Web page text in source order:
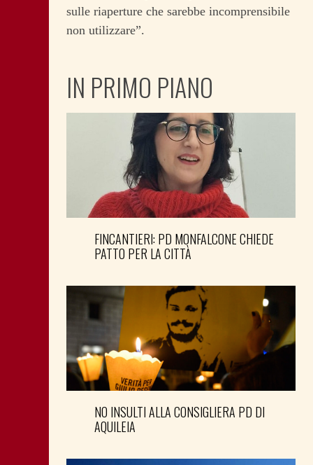
sulle riaperture che sarebbe incomprensibile
non utilizzare”.
IN PRIMO PIANO
FINCANTIERI: PD MONFALCONE CHIEDE
PATTO PER LA CITTÀ
NO INSULTI ALLA CONSIGLIERA PD DI
AQUILEIA